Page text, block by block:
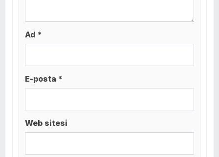
Ad *
E-posta *
Web sitesi